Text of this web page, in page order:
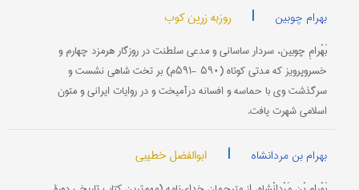
بهرام چوبین | روزبه زرین کوب
بَهْرامِ چوبین‌، سردار ساسانی‌ و مدعی‌ سلطنت‌ در روزگار هرمزد چهارم‌ و
خسروپرویز كه‌ مدتی‌ كوتاه‌ (۵۹۰ -۵۹۱م‌) بر تخت‌ شاهی‌ نشست‌ و
سرگذشت‌ وی‌ با حماسه‌ و افسانه‌ درآمیخت‌ و در روایات‌ ایرانی‌ و متون‌
اسلامی‌ شهرت‌ یافت‌.
بهرام بن مردانشاه | ابوالفضل خطیبی